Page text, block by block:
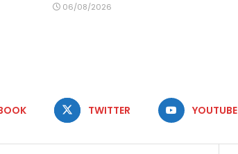
06/08/2026
TWITTER YOUTUBE